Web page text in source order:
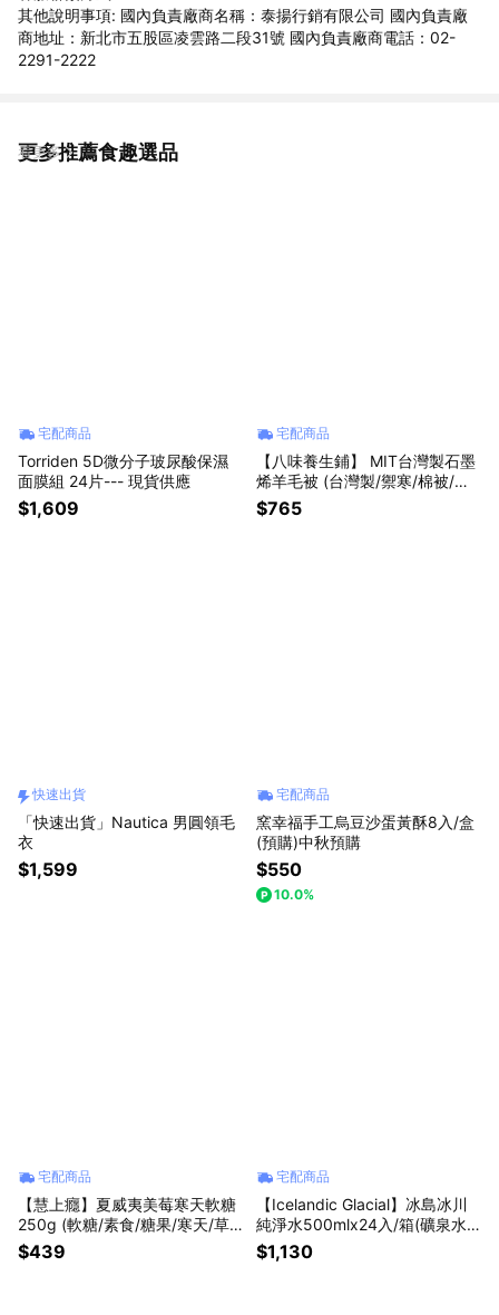
其他說明事項: 國內負責廠商名稱：泰揚行銷有限公司 國內負責廠
商地址：新北市五股區凌雲路二段31號 國內負責廠商電話：02-
2291-2222
更多推薦食趣選品
看更多
宅配商品
Torriden 5D微分子玻尿酸保濕
面膜組 24片--- 現貨供應
$1,609
宅配商品
【八味養生鋪】 MIT台灣製石墨
烯羊毛被 (台灣製/禦寒/棉被/石
墨烯/羊毛)
$765
快速出貨
「快速出貨」Nautica 男圓領毛
衣
$1,599
宅配商品
窯幸福手工烏豆沙蛋黃酥8入/盒
(預購)中秋預購
$550
10.0%
宅配商品
【慧上癮】夏威夷美莓寒天軟糖
250g (軟糖/素食/糖果/寒天/草
莓) 過年 新春 新年禮盒 預購3月
底出貨
$439
宅配商品
【Icelandic Glacial】冰島冰川
純淨水500mlx24入/箱(礦泉水)-
-- 現貨供應
$1,130